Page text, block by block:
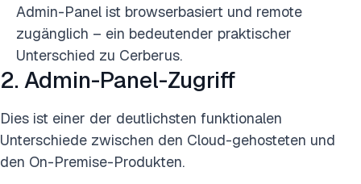
Admin-Panel ist browserbasiert und remote
zugänglich – ein bedeutender praktischer
Unterschied zu Cerberus.
2. Admin-Panel-Zugriff
Dies ist einer der deutlichsten funktionalen
Unterschiede zwischen den Cloud-gehosteten und
den On-Premise-Produkten.